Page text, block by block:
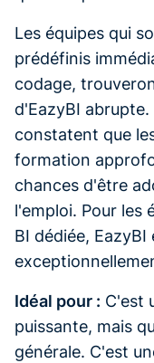
Les équipes qui
prédéfinis
codage,
d'EazyBI
constatent que
formation
chances d'être
l'emploi. Pour les
BI dédiée,
Idéal pour : C'est
puissante, mais
générale. C'est